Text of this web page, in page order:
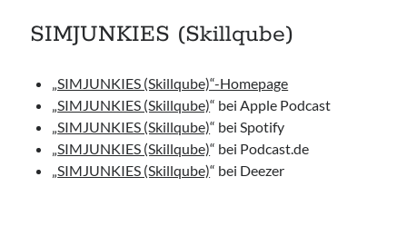
SIMJUNKIES (Skillqube)
„SIMJUNKIES (Skillqube)“-Homepage
SIMJUNKIES (Skillqube)“ bei Apple Podcast
SIMJUNKIES (Skillqube)“ bei Spotify
SIMJUNKIES (Skillqube)“ bei Podcast.de
SIMJUNKIES (Skillqube)“ bei Deezer